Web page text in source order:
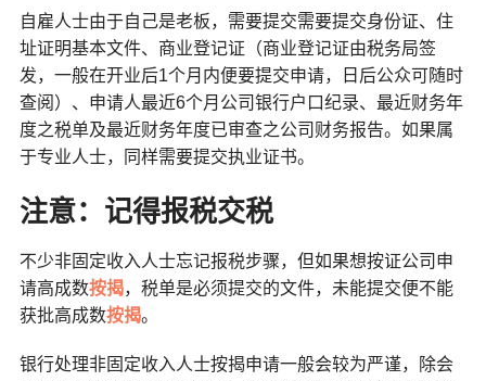
自雇人士由于自己是老板，需要提交需要提交身份证、住
址证明基本文件、商业登记证（商业登记证由税务局签
发，一般在开业后1个月内便要提交申请，日后公众可随时
查阅）、申请人最近6个月公司银行户口纪录、最近财务年
度之税单及最近财务年度已审查之公司财务报告。如果属
于专业人士，同样需要提交执业证书。
注意：记得报税交税
不少非固定收入人士忘记报税步骤，但如果想按证公司申
请高成数按揭，税单是必须提交的文件，未能提交便不能
获批高成数按揭。
银行处理非固定收入人士按揭申请一般会较为严谨，除会